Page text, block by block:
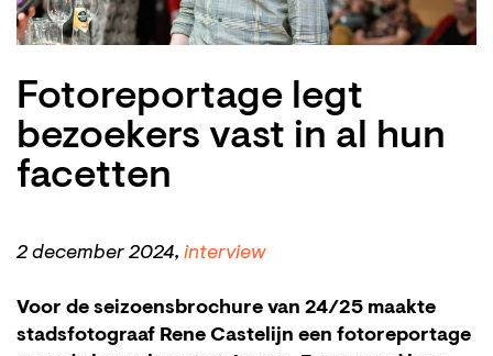
Fotoreportage legt
bezoekers vast in al hun
facetten
2 december 2024, interview
Voor de seizoensbrochure van 24/25 maakte
stadsfotograaf Rene Castelijn een fotoreportage